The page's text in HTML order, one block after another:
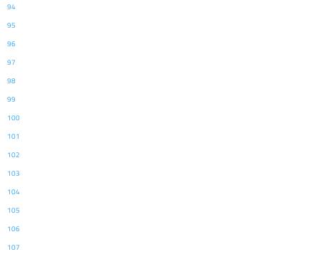
94
95
96
97
98
99
100
101
102
103
104
105
106
107